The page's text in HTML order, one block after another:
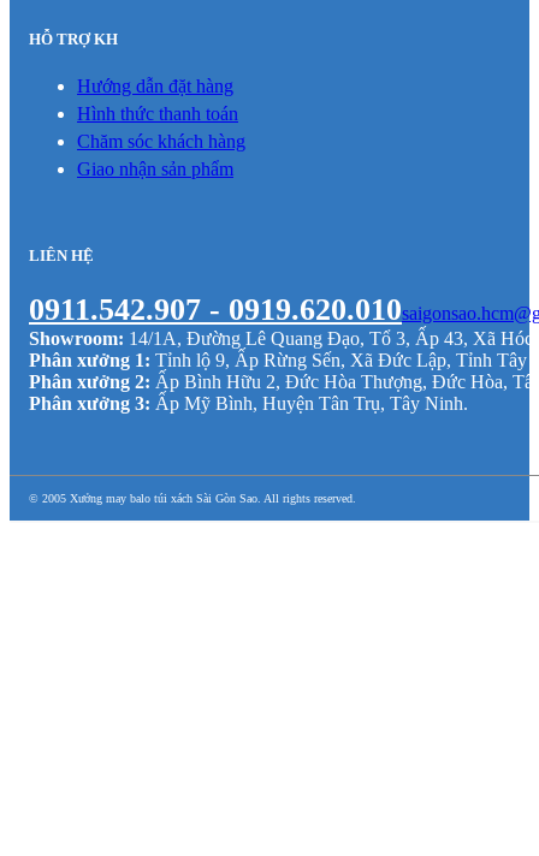
HỖ TRỢ KH
Hướng dẫn đặt hàng
Hình thức thanh toán
Chăm sóc khách hàng
Giao nhận sản phẩm
LIÊN HỆ
0911.542.907 - 0919.620.010
Showroom: 14/1A, Đường Lê Quang Đạo, Tổ 3, Ấp 43, Xã Hóc
Phân xưởng 1: Tỉnh lộ 9, Ấp Rừng Sến, Xã Đức Lập, Tỉnh Tây
Phân xưởng 2: Ấp Bình Hữu 2, Đức Hòa Thượng, Đức Hòa,
Phân xưởng 3: Ấp Mỹ Bình, Huyện Tân Trụ, Tây Ninh.
© 2005 Xưởng may balo túi xách Sài Gòn Sao. All rights reserved.